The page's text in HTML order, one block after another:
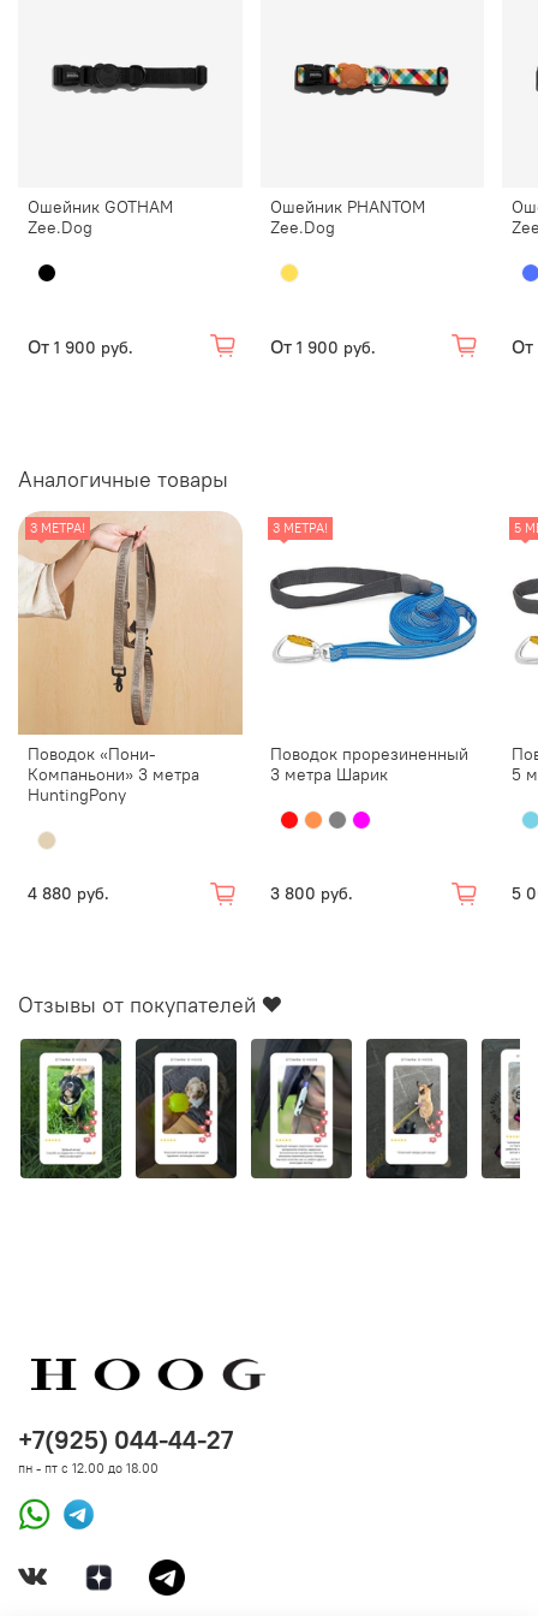
Ошейник GOTHAM
Zee.Dog
От 1 900 руб.
Ошейник PHANTOM
Zee.Dog
От 1 900 руб. От
Аналогичные товары
3 МЕТРА!
Поводок «Пони-
Компаньони» 3 метра
HuntingPony
4 880 руб.
3 МЕТРА!
Поводок прорезиненный
3 метра Шарик
3 800 руб.
5
5
5
Отзывы от покупателей ❤️
+7(925) 044-44-27
пн - пт с 12.00 до 18.00